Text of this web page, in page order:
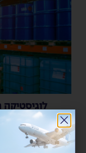
במציאות המאתגרת של
אנו, בקבוצת
לכל שלבי שרשרת